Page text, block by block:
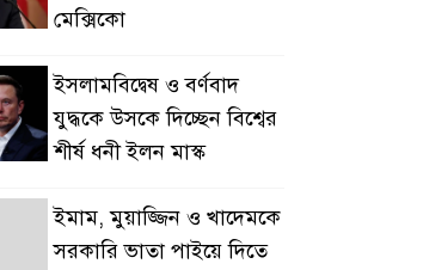
মেক্সিকো
ইসলামবিদ্বেষ ও বর্ণবাদ
যুদ্ধকে উসকে দিচ্ছেন বিশ্বের
শীর্ষ ধনী ইলন মাস্ক
ইমাম, মুয়াজ্জিন ও খাদেমকে
সরকারি ভাতা পাইয়ে দিতে